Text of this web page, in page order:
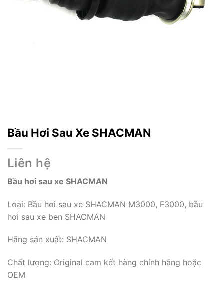
Bầu Hơi Sau Xe SHACMAN
Liên hệ
Bầu hơi sau xe SHACMAN
Loại: Bầu hơi sau xe SHACMAN M3000, F3000, bầu
hơi sau xe ben SHACMAN
Hãng sản xuất: SHACMAN
Chất lượng: Original cam kết hàng chính hãng hoặc
OEM